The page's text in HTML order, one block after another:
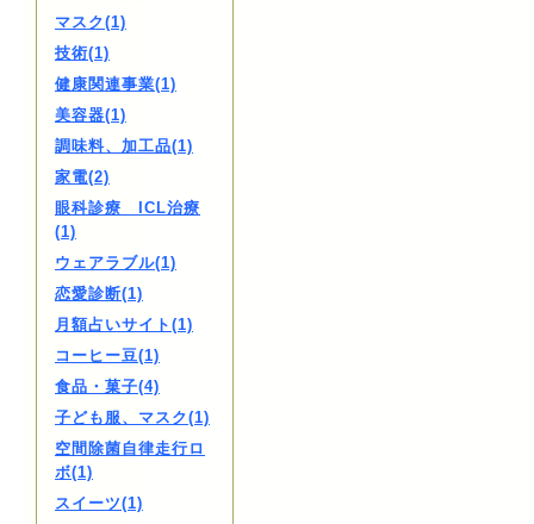
マスク(1)
技術(1)
健康関連事業(1)
美容器(1)
調味料、加工品(1)
家電(2)
眼科診療 ICL治療
(1)
ウェアラブル(1)
恋愛診断(1)
月額占いサイト(1)
コーヒー豆(1)
食品・菓子(4)
子ども服、マスク(1)
空間除菌自律走行ロ
ボ(1)
スイーツ(1)